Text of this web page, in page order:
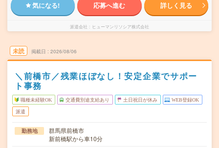
気になる! 応募へ進む 詳しく見る
派遣会社 ヒューマンリソシア株式会社
未読 掲載日 2026/08/06
＼前橋市／残業ほぼなし！安定企業でサポー
ト事務
職種未経験OK 交通費別途支給あり 土日祝日が休み WEB登録OK
派遣
勤務地
群馬県前橋市
新前橋駅から車10分